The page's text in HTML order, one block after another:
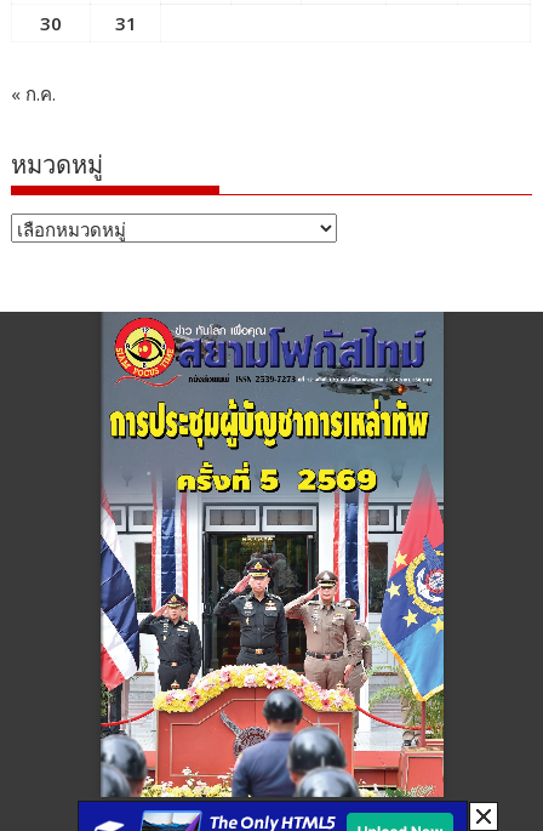
30
31
« ก.ค.
หมวดหมู่
หมวด